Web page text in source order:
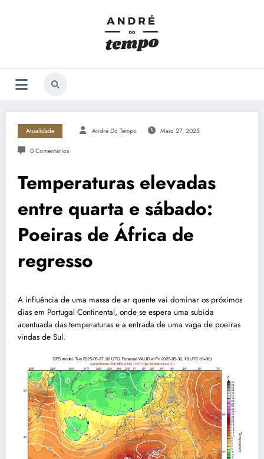
Atualidade André Do Tempo Maio 27, 2025
0 Comentários
Temperaturas elevadas
entre quarta e sábado:
Poeiras de África de
regresso
A influência de uma massa de ar quente vai dominar os próximos
dias em Portugal Continental, onde se espera uma subida
acentuada das temperaturas e a entrada de uma vaga de poeiras
vindas de Sul.